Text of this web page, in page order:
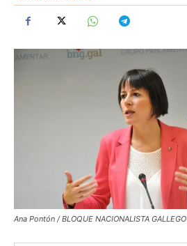
Ana Pontón / BLOQUE NACIONALISTA GALLEGO